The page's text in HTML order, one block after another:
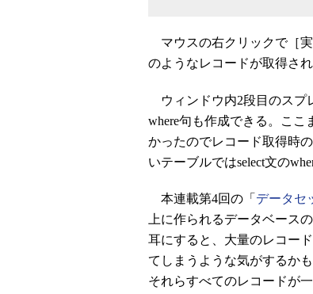
マウスの右クリックで［実
のようなレコードが取得さ
ウィンドウ内2段目のスプ
where句も作成できる。ここ
かったのでレコード取得時
いテーブルではselect文の
本連載第4回の「 データセ
上に作られるデータベース
耳にすると、大量のレコー
てしまうような気がするか
それらすべてのレコードが